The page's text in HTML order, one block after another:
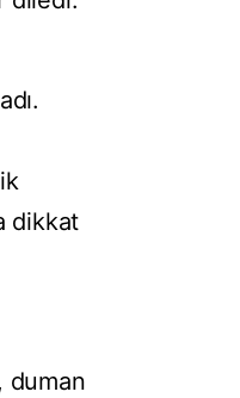
dikkat
duman